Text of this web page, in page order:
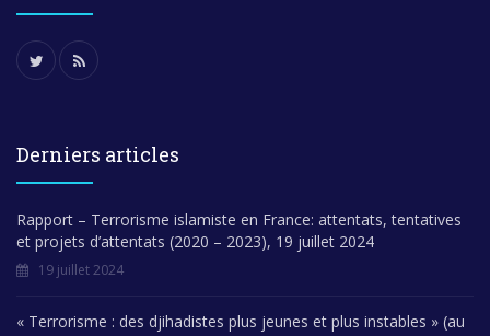
Derniers articles
Rapport – Terrorisme islamiste en France: attentats, tentatives
et projets d’attentats (2020 – 2023), 19 juillet 2024
19 juillet 2024
« Terrorisme : des djihadistes plus jeunes et plus instables » (au